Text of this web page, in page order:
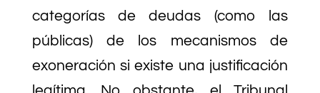
categorías de deudas (como las
públicas) de los mecanismos de
exoneración si existe una justificación